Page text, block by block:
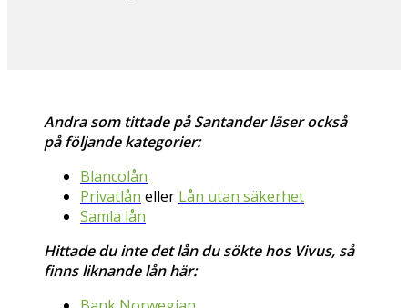
Andra som tittade på Santander läser också
på följande kategorier:
Blancolån
Privatlån eller Lån utan säkerhet
Samla lån
Hittade du inte det lån du sökte hos Vivus, så
finns liknande lån här: